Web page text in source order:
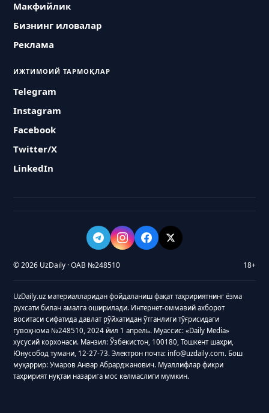
Макфийлик
Бизнинг иловалар
Реклама
ИЖТИМОИЙ ТАРМОҚЛАР
Telegram
Instagram
Facebook
Twitter/X
LinkedIn
© 2026 UzDaily · ОАВ №248510 18+
UzDaily.uz материалларидан фойдаланиш фақат таҳририятнинг ёзма
рухсати билан амалга оширилади. Интернет-оммавий ахборот
воситаси сифатида давлат рўйхатидан ўтганлиги тўғрисидаги
гувоҳнома №248510, 2024 йил 1 апрель. Муассис: «Daily Media»
хусусий корхонаси. Манзил: Ўзбекистон, 100180, Тошкент шаҳри,
Юнусобод тумани, 12-27-73. Электрон почта: info@uzdaily.com. Бош
муҳаррир: Умаров Анвар Абрарджанович. Муаллифлар фикри
таҳририят нуқтаи назарига мос келмаслиги мумкин.